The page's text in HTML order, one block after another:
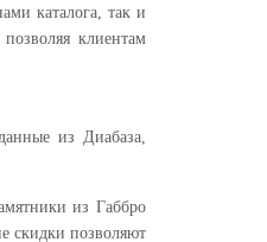
каталога, так и
клиентам
из Диабаза,
из Габбро
скидки позволяют